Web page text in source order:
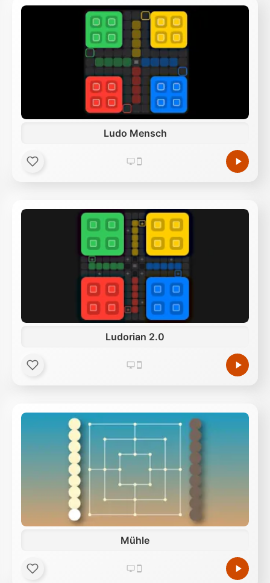
Ludo Mensch
Ludorian 2.0
Mühle